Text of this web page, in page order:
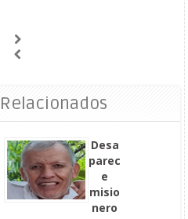
Desa
parec
e
misio
nero